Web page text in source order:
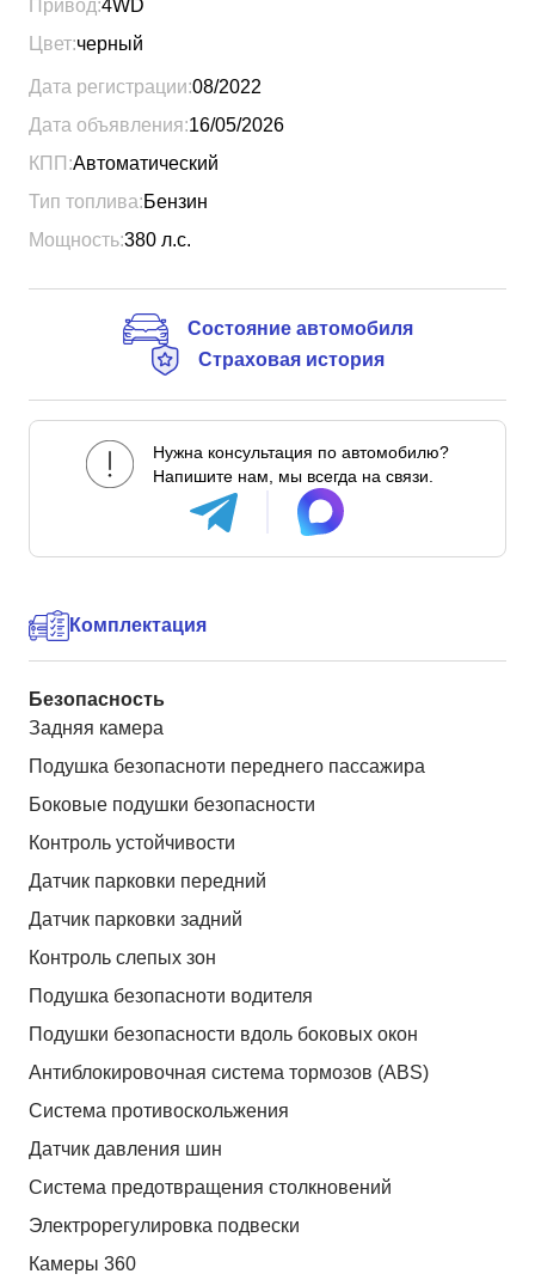
Привод:4WD
Цвет:черный
Дата регистрации:08/2022
Дата объявления:16/05/2026
КПП:Автоматический
Тип топлива:Бензин
Мощность:380 л.с.
Состояние автомобиля
Страховая история
Нужна консультация по автомобилю?
Напишите нам, мы всегда на связи.
Комплектация
Безопасность
Задняя камера
Подушка безопасноти переднего пассажира
Боковые подушки безопасности
Контроль устойчивости
Датчик парковки передний
Датчик парковки задний
Контроль слепых зон
Подушка безопасноти водителя
Подушки безопасности вдоль боковых окон
Антиблокировочная система тормозов (ABS)
Система противоскольжения
Датчик давления шин
Система предотвращения столкновений
Электрорегулировка подвески
Камеры 360